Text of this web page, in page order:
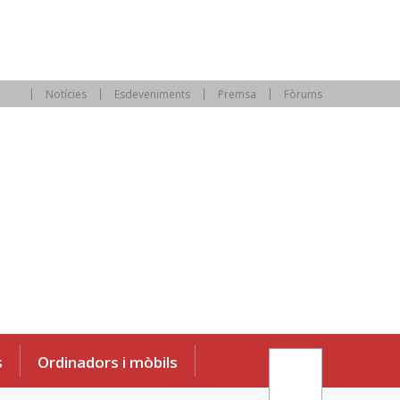
Notícies Esdeveniments Premsa Fòrums
Ordinadors i mòbils